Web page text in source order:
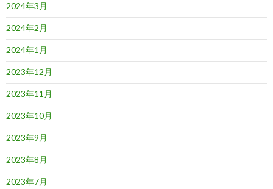
2024年3月
2024年2月
2024年1月
2023年12月
2023年11月
2023年10月
2023年9月
2023年8月
2023年7月